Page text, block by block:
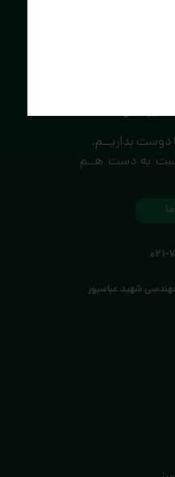
شهید عباسپور
دوست بداریــم.
به دست هــم
سبزکارا